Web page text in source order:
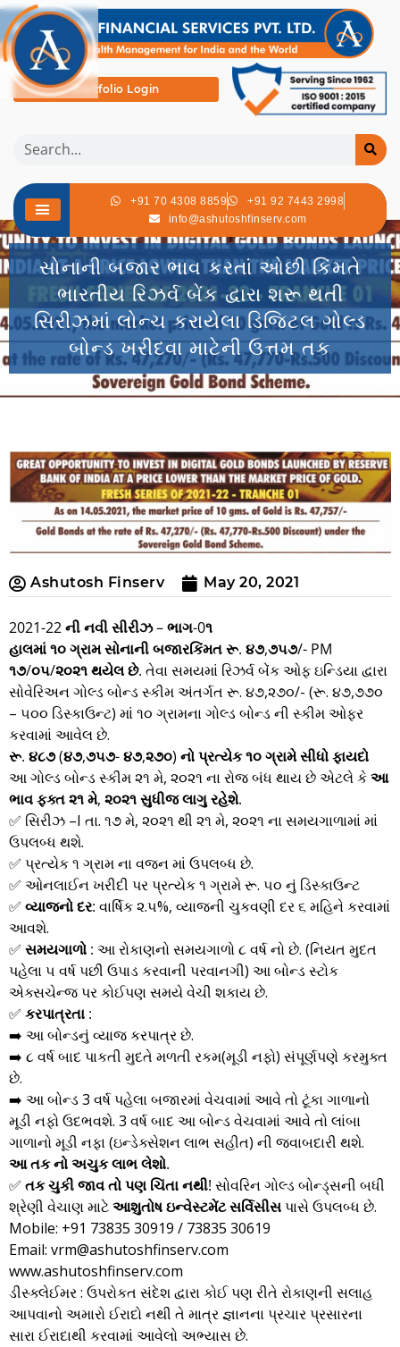
Portfolio Login
+91 70 4308 8859
+91 92 7443 2998
info@ashutoshfinserv.com
સોનાની બજાર ભાવ કરતાં ઓછી કિંમતે
ભારતીય રિઝર્વ બેંક દ્વારા શરૂ થતી
સિરીઝમાં લોન્ચ કરાયેલા ડિજિટલ ગોલ્ડ
બોન્ડ ખરીદવા માટેની ઉત્તમ તક
Ashutosh Finserv May 20, 2021
2021-22 ની નવી સીરીઝ – ભાગ-0૧
હાલમાં ૧૦ ગ્રામ સોનાની બજારકિંમત રૂ. ૪૭,૭૫૭/- PM
૧૭/૦૫/૨૦૨૧ થયેલ છે. તેવા સમયમાં રિઝર્વ બેંક ઓફ ઇન્ડિયા દ્વારા
સોવેરિઅન ગોલ્ડ બોન્ડ સ્કીમ અંતર્ગત રૂ. ૪૭,૨૭૦/- (રૂ. ૪૭,૭૭૦
– ૫૦૦ ડિસ્કાઉન્ટ) માં ૧૦ ગ્રામના ગોલ્ડ બોન્ડ ની સ્કીમ ઓફર
કરવામાં આવેલ છે.
રૂ. ૪૮૭ (૪૭,૭૫૭- ૪૭,૨૭૦) નો પ્રત્યેક ૧૦ ગ્રામે સીધો ફાયદો
આ ગોલ્ડ બોન્ડ સ્કીમ ૨૧ મે, ૨૦૨૧ ના રોજ બંધ થાય છે એટલે કેઆ
ભાવ ફક્ત ૨૧ મે, ૨૦૨૧ સુધીજ લાગુ રહેશે.
✅ સિરીઝ –I તા. ૧૭ મે, ૨૦૨૧ થી ૨૧ મે, ૨૦૨૧ ના સમયગાળામાં માં
ઉપલબ્ધ થશે.
✅ પ્રત્યેક ૧ ગ્રામ ના વજન માં ઉપલબ્ધ છે.
✅ ઓનલાઈન ખરીદી પર પ્રત્યેક ૧ ગ્રામે રૂ. ૫૦ નું ડિસ્કાઉન્ટ
✅ વ્યાજનો દર: વાર્ષિક ૨.૫%, વ્યાજની ચુકવણી દર ૬ મહિને કરવામાં
આવશે.
✅ સમયગાળો : આ રોકાણનો સમયગાળો ૮ વર્ષ નો છે. (નિયત મુદત
પહેલા ૫ વર્ષ પછી ઉપાડ કરવાની પરવાનગી) આ બોન્ડ સ્ટોક
એક્સચેન્જ પર કોઈપણ સમયે વેચી શકાય છે.
✅ કરપાત્રતા :
➡️ આ બોન્ડનું વ્યાજ કરપાત્ર છે.
➡️ ૮ વર્ષ બાદ પાકતી મુદતે મળતી રકમ(મૂડી નફો) સંપૂર્ણપણે કરમુક્ત
છે.
➡️ આ બોન્ડ 3 વર્ષ પહેલા બજારમાં વેચવામાં આવે તો ટૂંકા ગાળાનો
મૂડી નફો ઉદભવશે. 3 વર્ષ બાદ આ બોન્ડ વેચવામાં આવે તો લાંબા
ગાળાનો મૂડી નફા (ઇન્ડેક્સેશન લાભ સહીત) ની જવાબદારી થશે.
આ તક નો અચુક લાભ લેશો.
✅ તક ચુકી જાવ તો પણ ચિંતા નથી! સોવરિન ગોલ્ડ બોન્ડ્સની બધી
શ્રેણી વેચાણ માટેઆશુતોષ ઇન્વેસ્ટમેંટ સર્વિસીસપાસે ઉપલબ્ધ છે.
Mobile: +91 73835 30919 / 73835 30619
Email: vrm@ashutoshfinserv.com
www.ashutoshfinserv.com
ડીસ્ક્લેઈમર : ઉપરોકત સંદેશ દ્વારા કોઈ પણ રીતે રોકાણની સલાહ
આપવાનો અમારો ઈરાદો નથી તે માત્ર જ્ઞાનના પ્રચાર પ્રસારના
સારા ઈરાદાથી કરવામાં આવેલો અભ્યાસ છે.